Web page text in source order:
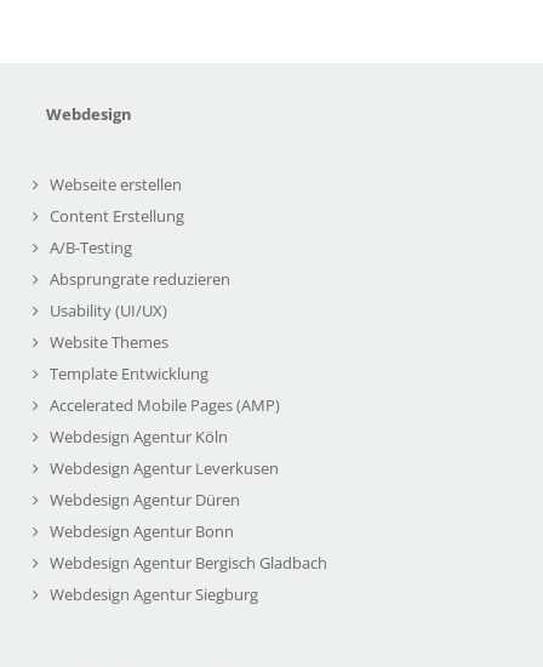
Webdesign
Webseite erstellen
Content Erstellung
A/B-Testing
Absprungrate reduzieren
Usability (UI/UX)
Website Themes
Template Entwicklung
Accelerated Mobile Pages (AMP)
Webdesign Agentur Köln
Webdesign Agentur Leverkusen
Webdesign Agentur Düren
Webdesign Agentur Bonn
Webdesign Agentur Bergisch Gladbach
Webdesign Agentur Siegburg